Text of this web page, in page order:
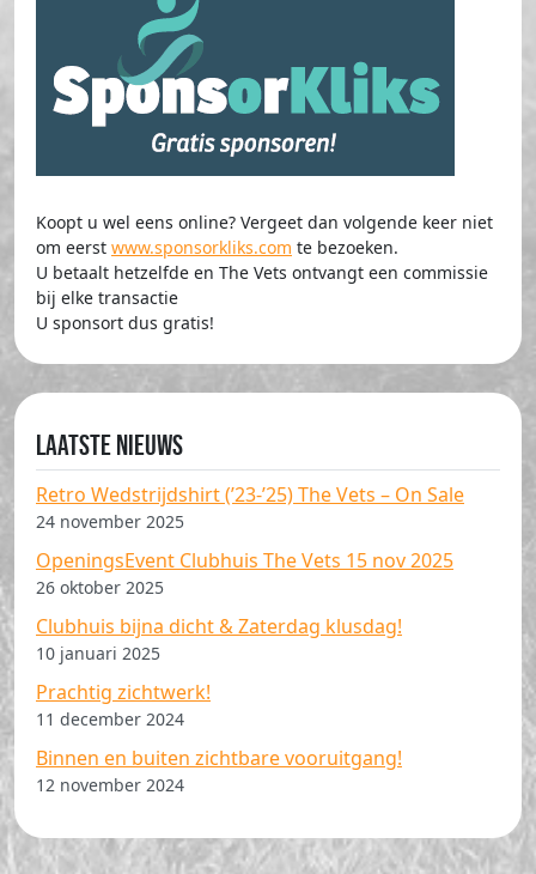
Koopt u wel eens online? Vergeet dan volgende keer niet
om eerst www.sponsorkliks.com te bezoeken.
U betaalt hetzelfde en The Vets ontvangt een commissie
bij elke transactie
U sponsort dus gratis!
Laatste nieuws
Retro Wedstrijdshirt (’23-’25) The Vets – On Sale
24 november 2025
OpeningsEvent Clubhuis The Vets 15 nov 2025
26 oktober 2025
Clubhuis bijna dicht & Zaterdag klusdag!
10 januari 2025
Prachtig zichtwerk!
11 december 2024
Binnen en buiten zichtbare vooruitgang!
12 november 2024